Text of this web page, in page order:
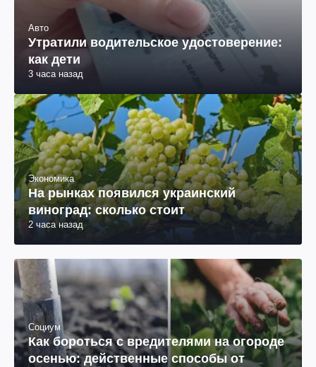
Авто
Утратили водительское удостоверение:
как дети
3 часа назад
Экономика
На рынках появился украинский
виноград: сколько стоит
2 часа назад
Социум
Как бороться с вредителями на огороде
осенью: действенные способы от